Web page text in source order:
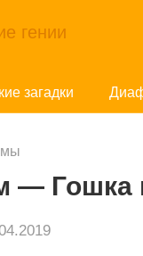
загадки
— Гошка